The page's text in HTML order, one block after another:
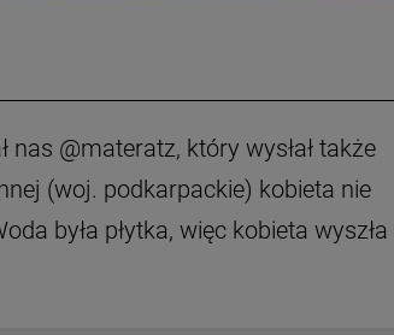
@materatz, który wysłał także
(woj. podkarpackie) kobieta nie
była płytka, więc kobieta wyszła